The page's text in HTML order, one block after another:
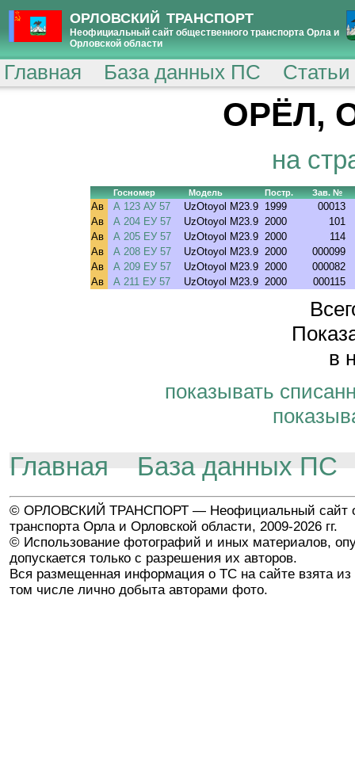
ОРЛОВСКИЙ ТРАНСПОРТ
Неофициальный сайт общественного транспорта Орла и
Орловской области
Главная База данных ПС
ОРЁЛ,
на
Госномер Модель Постр. Зав. №
Ав А 123 АУ 57 UzOtoyol M23.9 1999
00013
Ав
А 204 ЕУ 57 UzOtoyol M23.9 2000
101
Ав
А 205 ЕУ 57 UzOtoyol M23.9 2000
114
Ав
А 208 ЕУ 57 UzOtoyol M23.9 2000
000099
Ав
А 209 ЕУ 57 UzOtoyol M23.9 2000
000082
Ав
А 211 ЕУ 57 UzOtoyol M23.9 2000 000115
в
показывать
Главная База данных ПС
© ОРЛОВСКИЙ ТРАНСПОРТ — Неофициальный сайт
транспорта Орла и Орловской области, 2009-2026 гг.
© Использование фотографий и иных материалов,
допускается только с разрешения их авторов.
Вся размещенная информация о ТС на сайте взята из
том числе лично добыта авторами фото.